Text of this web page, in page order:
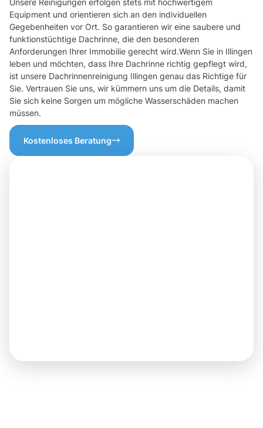
Unsere Reinigungen erfolgen stets mit hochwertigem
Equipment und orientieren sich an den individuellen
Gegebenheiten vor Ort. So garantieren wir eine saubere und
funktionstüchtige Dachrinne, die den besonderen
Anforderungen Ihrer Immobilie gerecht wird.Wenn Sie in Illingen
leben und möchten, dass Ihre Dachrinne richtig gepflegt wird,
ist unsere Dachrinnenreinigung Illingen genau das Richtige für
Sie. Vertrauen Sie uns, wir kümmern uns um die Details, damit
Sie sich keine Sorgen um mögliche Wasserschäden machen
müssen.
Kostenloses Beratung